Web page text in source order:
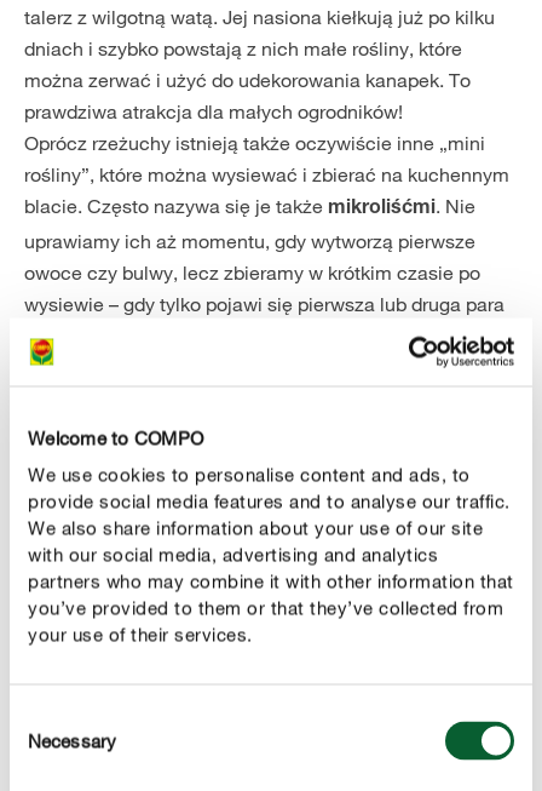
Welcome to COMPO
We use cookies to personalise content and ads, to
provide social media features and to analyse our traffic.
We also share information about your use of our site
with our social media, advertising and analytics
partners who may combine it with other information that
you’ve provided to them or that they’ve collected from
your use of their services.
Selection
Necessary
talerz z wilgotną watą. Jej nasiona kiełkują już po kilku
dniach i szybko powstają z nich małe rośliny, które
można zerwać i użyć do udekorowania kanapek. To
prawdziwa atrakcja dla małych ogrodników!
Oprócz rzeżuchy istnieją także oczywiście inne „mini
rośliny”, które można wysiewać i zbierać na kuchennym
blacie. Często nazywa się je także mikroliśćmi. Nie
uprawiamy ich aż momentu, gdy wytworzą pierwsze
owoce czy bulwy, lecz zbieramy w krótkim czasie po
wysiewie – gdy tylko pojawi się pierwsza lub druga para
liści. Zbiory składają się więc nie z bulw czy owoców,
lecz z niewielkiej, zielonej rośliny. Ważne jest, aby
bezpiecznie spożywać. Powinny one również dobrze
smakować! Dobrym wyborem będzie na przykład
rukola
marchew, burak, groszek, rzodkiewka, boćwina czy
mięta.Porada – wysokiej jakości nasiona kiełkują zwykle
znacznie wydajniej niż te o niższej jakości, a także towar
przechowywany w niewłaściwych warunkach lub
zwyczajnie stary. Dlatego najlepiej używać